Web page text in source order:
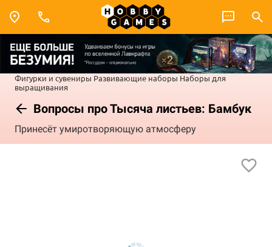
Фигурки и сувениры Развивающие наборы Наборы для
выращивания
Вопросы про Тысяча листьев: Бамбук
Принесёт умиротворяющую атмосферу